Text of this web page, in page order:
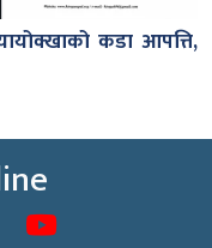
कडा आपत्ति,